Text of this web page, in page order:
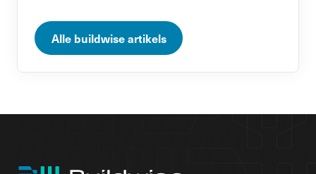
Alle buildwise artikels